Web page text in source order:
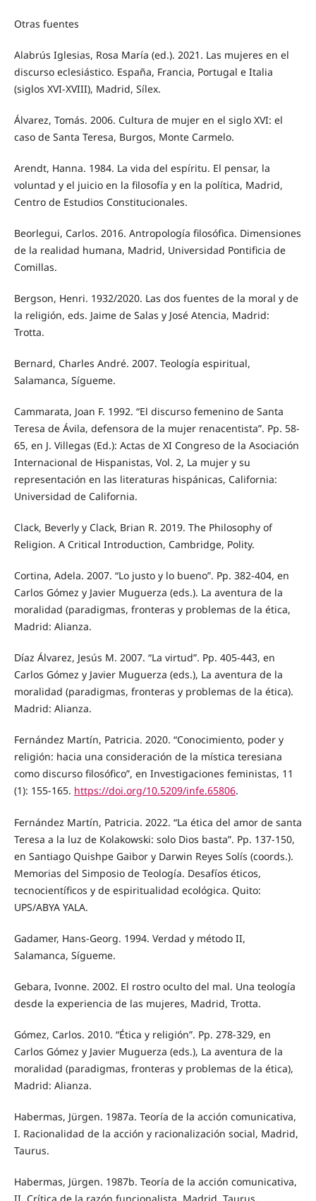
Otras fuentes
Alabrús Iglesias, Rosa María (ed.). 2021. Las mujeres en el
discurso eclesiástico. España, Francia, Portugal e Italia
(siglos XVI-XVIII), Madrid, Sílex.
Álvarez, Tomás. 2006. Cultura de mujer en el siglo XVI: el
caso de Santa Teresa, Burgos, Monte Carmelo.
Arendt, Hanna. 1984. La vida del espíritu. El pensar, la
voluntad y el juicio en la filosofía y en la política, Madrid,
Centro de Estudios Constitucionales.
Beorlegui, Carlos. 2016. Antropología filosófica. Dimensiones
de la realidad humana, Madrid, Universidad Pontificia de
Comillas.
Bergson, Henri. 1932/2020. Las dos fuentes de la moral y de
la religión, eds. Jaime de Salas y José Atencia, Madrid:
Trotta.
Bernard, Charles André. 2007. Teología espiritual,
Salamanca, Sígueme.
Cammarata, Joan F. 1992. “El discurso femenino de Santa
Teresa de Ávila, defensora de la mujer renacentista”. Pp. 58-
65, en J. Villegas (Ed.): Actas de XI Congreso de la Asociación
Internacional de Hispanistas, Vol. 2, La mujer y su
representación en las literaturas hispánicas, California:
Universidad de California.
Clack, Beverly y Clack, Brian R. 2019. The Philosophy of
Religion. A Critical Introduction, Cambridge, Polity.
Cortina, Adela. 2007. “Lo justo y lo bueno”. Pp. 382-404, en
Carlos Gómez y Javier Muguerza (eds.). La aventura de la
moralidad (paradigmas, fronteras y problemas de la ética,
Madrid: Alianza.
Díaz Álvarez, Jesús M. 2007. “La virtud”. Pp. 405-443, en
Carlos Gómez y Javier Muguerza (eds.), La aventura de la
moralidad (paradigmas, fronteras y problemas de la ética).
Madrid: Alianza.
Fernández Martín, Patricia. 2020. “Conocimiento, poder y
religión: hacia una consideración de la mística teresiana
como discurso filosófico”, en Investigaciones feministas, 11
(1): 155-165. https://doi.org/10.5209/infe.65806.
Fernández Martín, Patricia. 2022. “La ética del amor de santa
Teresa a la luz de Kolakowski: solo Dios basta”. Pp. 137-150,
en Santiago Quishpe Gaibor y Darwin Reyes Solís (coords.).
Memorias del Simposio de Teología. Desafíos éticos,
tecnocientíficos y de espiritualidad ecológica. Quito:
UPS/ABYA YALA.
Gadamer, Hans-Georg. 1994. Verdad y método II,
Salamanca, Sígueme.
Gebara, Ivonne. 2002. El rostro oculto del mal. Una teología
desde la experiencia de las mujeres, Madrid, Trotta.
Gómez, Carlos. 2010. “Ética y religión”. Pp. 278-329, en
Carlos Gómez y Javier Muguerza (eds.), La aventura de la
moralidad (paradigmas, fronteras y problemas de la ética),
Madrid: Alianza.
Habermas, Jürgen. 1987a. Teoría de la acción comunicativa,
I. Racionalidad de la acción y racionalización social, Madrid,
Taurus.
Habermas, Jürgen. 1987b. Teoría de la acción comunicativa,
II. Crítica de la razón funcionalista, Madrid, Taurus.